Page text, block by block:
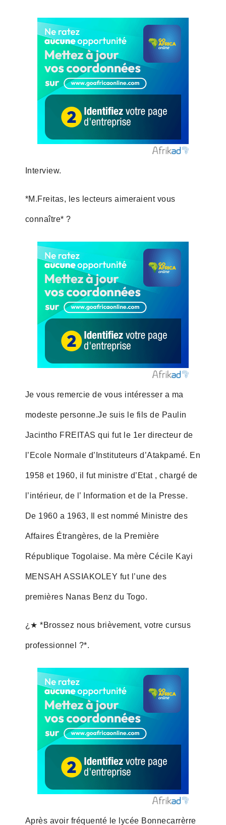
Interview.
*M.Freitas, les lecteurs aimeraient vous
connaître* ?
Je vous remercie de vous intéresser a ma
modeste personne.Je suis le fils de Paulin
Jacintho FREITAS qui fut le 1er directeur de
l’Ecole Normale d’Instituteurs d’Atakpamé. En
1958 et 1960, il fut ministre d’Etat , chargé de
l’intérieur, de l’ Information et de la Presse.
De 1960 a 1963, Il est nommé Ministre des
Affaires Étrangères, de la Première
République Togolaise. Ma mère Cécile Kayi
MENSAH ASSIAKOLEY fut l’une des
premières Nanas Benz du Togo.
¿★ *Brossez nous brièvement, votre cursus
professionnel ?*.
Après avoir fréquenté le lycée Bonnecarrèrre